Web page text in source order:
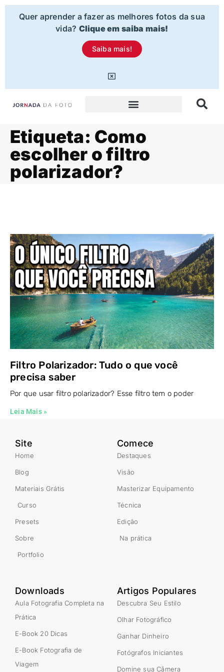
Quer aprender a fazer as melhores fotos da sua
vida? Clique em saiba mais!
Saiba mais!
Etiqueta: Como
escolher o filtro
polarizador?
Filtro Polarizador: Tudo o que você
precisa saber
Por que usar filtro polarizador? Esse filtro tem o poder
Leia Mais »
Site
Home
Blog
Materiais Grátis
Curso
Presets
Sobre
Portfolio
Comece
Destaques
Visão
Masterizar Equipamento
Técnica
Edição
Na prática
Downloads
Aula Fotografia Completa na
Prática
E-Book 20 Dicas
E-Book Fotografia de
Viagem
Artigos Populares
Descubra Seu Estilo
Olhar Fotográfico
Ganhar Dinheiro
Fotógrafos Iniciantes
Domine sua Câmera